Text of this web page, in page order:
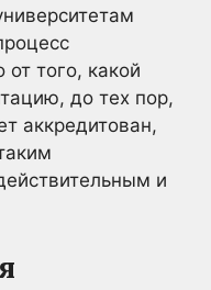
того, какой
до тех пор,
аккредитован,
и